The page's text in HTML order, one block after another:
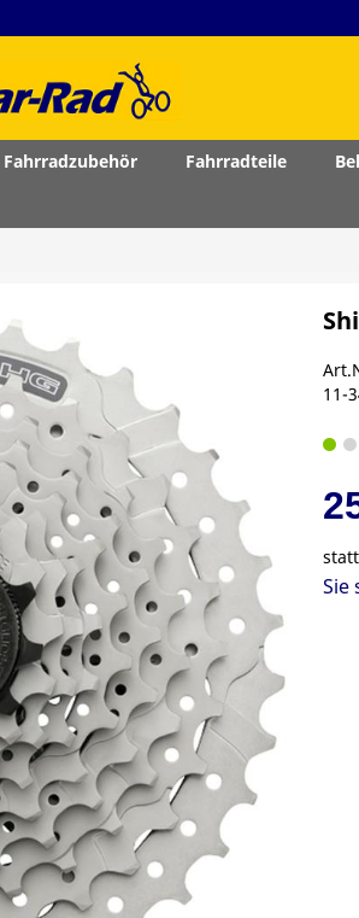
Fahrradzubehör Fahrradteile
11-
Sie